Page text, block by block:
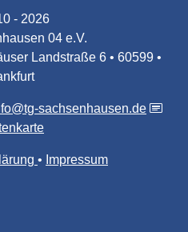
- 2026
04 e.V.
Landstraße 6 • 60599 •
sachsenhausen.de
Impressum